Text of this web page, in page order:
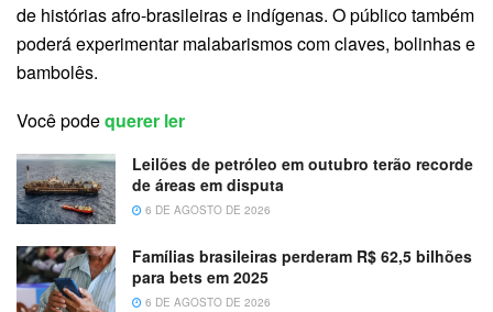
de histórias afro-brasileiras e indígenas. O público também
poderá experimentar malabarismos com claves, bolinhas e
bambolês.
Você podequerer ler
Leilões de petróleo em outubro terão recorde
de áreas em disputa
6 DE AGOSTO DE 2026
Famílias brasileiras perderam R$ 62,5 bilhões
para bets em 2025
6 DE AGOSTO DE 2026